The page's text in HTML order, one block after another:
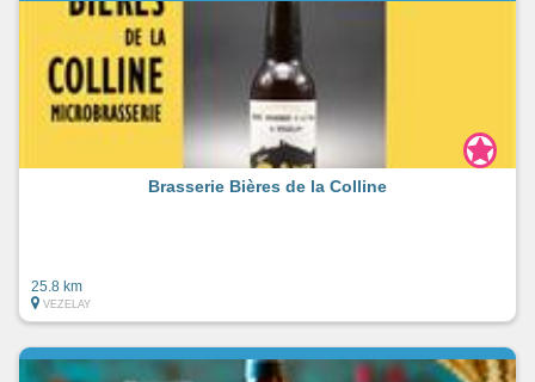
Brasserie Bières de la Colline
25.8 km
VEZELAY